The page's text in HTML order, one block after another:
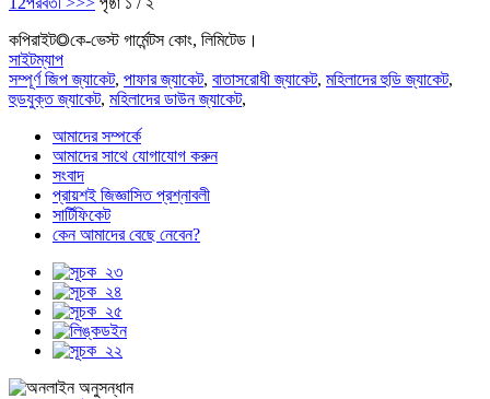
কপিরাইট◎কে-ভেস্ট গার্মেন্টস কোং, লিমিটেড।
সাইটম্যাপ
সম্পূর্ণ জিপ জ্যাকেট, পাফার জ্যাকেট, বাতাসরোধী জ্যাকেট, মহিলাদের হুডি জ্যাকেট,
হুডযুক্ত জ্যাকেট, মহিলাদের ডাউন জ্যাকেট,
আমাদের সম্পর্কে
আমাদের সাথে যোগাযোগ করুন
সংবাদ
প্রায়শই জিজ্ঞাসিত প্রশ্নাবলী
সার্টিফিকেট
কেন আমাদের বেছে নেবেন?